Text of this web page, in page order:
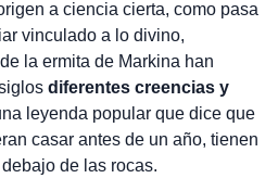
a ciencia cierta, como pasa
vinculado a lo divino,
la ermita de Markina han
diferentes creencias y
leyenda popular que dice que
casar antes de un año, tienen
de las rocas.